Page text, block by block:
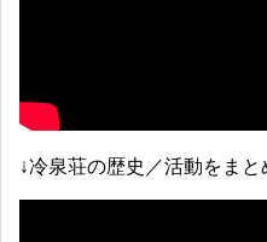
↓冷泉荘の歴史／活動をま